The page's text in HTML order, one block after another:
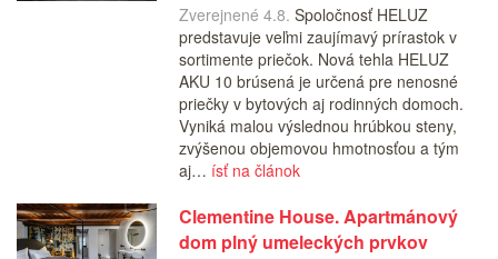
Zverejnené 4.8. Spoločnosť HELUZ
predstavuje veľmi zaujímavý prírastok v
sortimente priečok. Nová tehla HELUZ
AKU 10 brúsená je určená pre nenosné
priečky v bytových aj rodinných domoch.
Vyniká malou výslednou hrúbkou steny,
zvýšenou objemovou hmotnosťou a tým
aj… ísť na článok
Clementine House. Apartmánový
dom plný umeleckých prvkov